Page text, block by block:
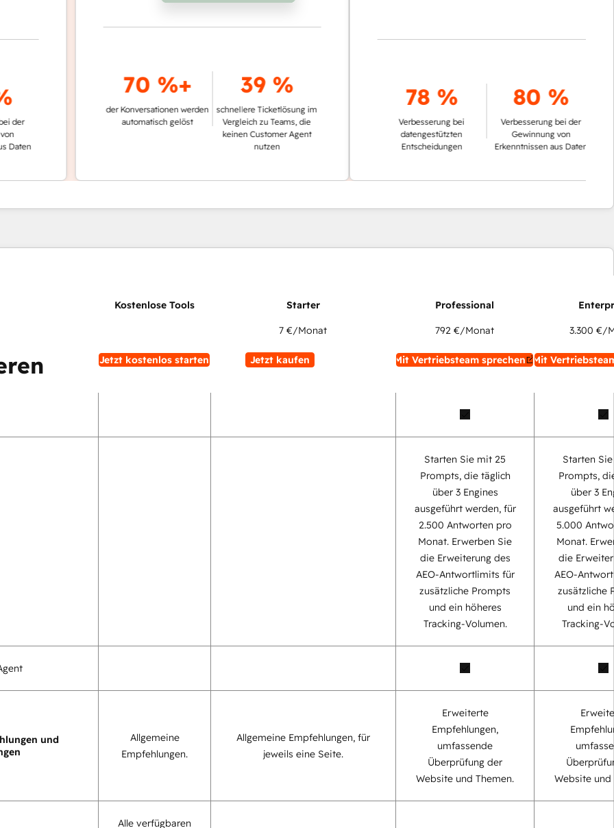
70 %+
der Konversationen werden
automatisch gelöst
39 %
schnellere Ticketlösung im
Vergleich zu Teams, die
keinen Customer Agent
nutzen
78 %
Verbesserung bei
datengestützten
Entscheidungen
80 %
Verbesserung bei der
Gewinnung von
Erkenntnissen aus Daten
Jetzt kostenlos starten
7 €/Monat
Jetzt kaufen
792 €/Monat
Mit Vertriebsteam sprechen
3.300 €/
Mit
Starten Sie mit 25
Prompts, die täglich
über 3 Engines
ausgeführt werden, für
2.500 Antworten pro
Monat. Erwerben Sie
die Erweiterung des
AEO-Antwortlimits für
zusätzliche Prompts
und ein höheres
Tracking-Volumen.
Starten
Prompts,
über 3
ausgeführt
5.000
Monat.
die
AEO-
zusätzliche
und ein
Tracking-
und
Allgemeine
Empfehlungen.
Allgemeine Empfehlungen, für
jeweils eine Seite.
Erweiterte
Empfehlungen,
umfassende
Überprüfung der
Website und Themen.
Website und
Alle verfügbaren